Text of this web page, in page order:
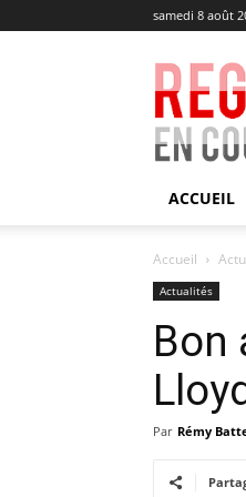
samedi 8 août
ACCUEIL
Accueil
Actualités
Bon
Par Rémy